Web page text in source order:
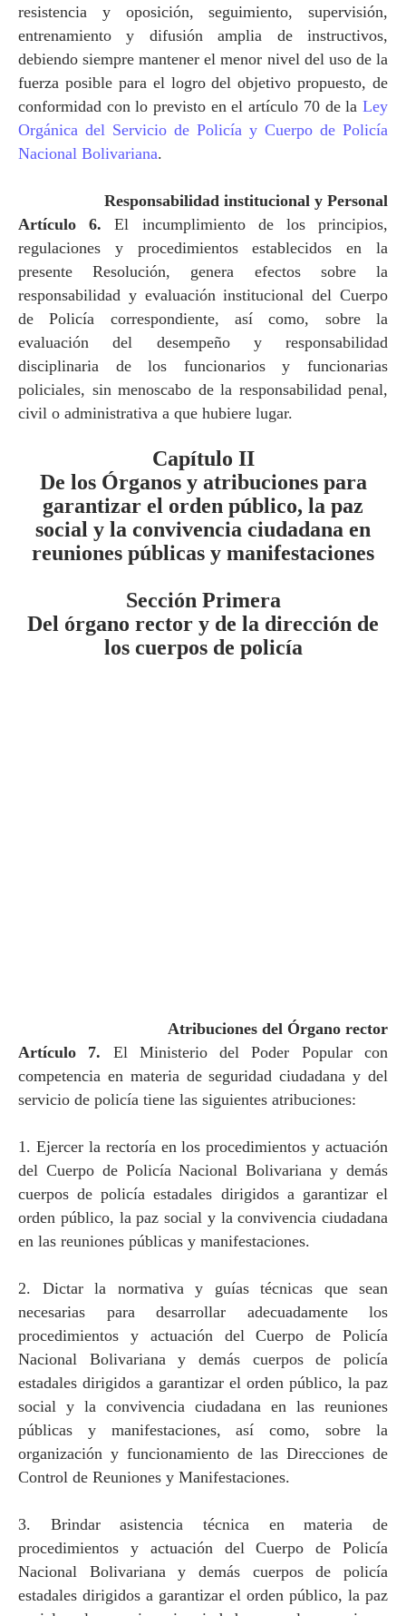
resistencia y oposición, seguimiento, supervisión,
entrenamiento y difusión amplia de instructivos,
debiendo siempre mantener el menor nivel del uso de la
fuerza posible para el logro del objetivo propuesto, de
conformidad con lo previsto en el artículo 70 delaLey
Orgánica del Servicio de Policía y Cuerpo de Policía
Nacional Bolivariana.
Responsabilidad institucional y Personal
Artículo 6.El incumplimiento de los principios,
regulaciones y procedimientos establecidos en la
presente Resolución, genera efectos sobre la
responsabilidad y evaluación institucional del Cuerpo
de Policía correspondiente, así como, sobre la
evaluación del desempeño y responsabilidad
disciplinaria de los funcionarios y funcionarias
policiales, sin menoscabo de la responsabilidad penal,
civil o administrativa a que hubiere lugar.
Capítulo II
De los Órganos y atribuciones para
garantizar el orden público, la paz
social y la convivencia ciudadana en
reuniones públicas y manifestaciones
Sección Primera
Del órgano rector y de la dirección de
los cuerpos de policía
Atribuciones del Órgano rector
Artículo 7. El Ministerio del Poder Popular con
competencia en materia de seguridad ciudadana y del
servicio de policía tiene las siguientes atribuciones:
1. Ejercer la rectoría en los procedimientos y actuación
del Cuerpo de Policía Nacional Bolivariana y demás
cuerpos de policía estadales dirigidos a garantizar el
orden público, la paz social y la convivencia ciudadana
en las reuniones públicas y manifestaciones.
2. Dictar la normativa y guías técnicas que sean
necesarias para desarrollar adecuadamente los
procedimientos y actuación del Cuerpo de Policía
Nacional Bolivariana y demás cuerpos de policía
estadales dirigidos a garantizar el orden público, la paz
social y la convivencia ciudadana en las reuniones
públicas y manifestaciones, así como, sobre la
organización y funcionamiento de las Direcciones de
Control de Reuniones y Manifestaciones.
3. Brindar asistencia técnica en materia de
procedimientos y actuación del Cuerpo de Policía
Nacional Bolivariana y demás cuerpos de policía
estadales dirigidos a garantizar el orden público, la paz